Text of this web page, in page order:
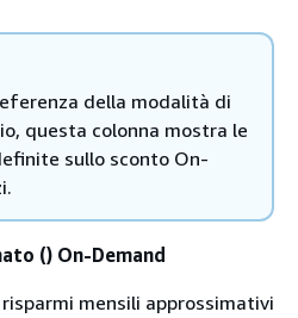
della modalità di
questa colonna mostra le
sullo sconto On-
() On-Demand
mensili approssimativi